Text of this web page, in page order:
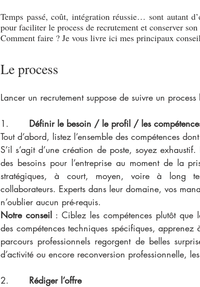
Temps passé, coût, intégration réussie… sont autant
pour faciliter le process de recrutement et conserver
Comment faire ? Je vous livre ici mes principaux
Le process
Lancer un recrutement suppose de suivre un
1. Définir le besoin / le profil / les
Tout d’abord, listez l’ensemble des compétences
S’il s’agit d’une création de poste, soyez
des besoins pour l’entreprise au moment de la
stratégiques, à court, moyen, voire à long
collaborateurs. Experts dans leur domaine, vos
n’oublier aucun pré-requis.
Notre conseil : Ciblez les compétences plutôt que
des compétences techniques spécifiques,
parcours professionnels regorgent de belles
d’activité ou encore reconversion professionnelle,
2. Rédiger l’offre